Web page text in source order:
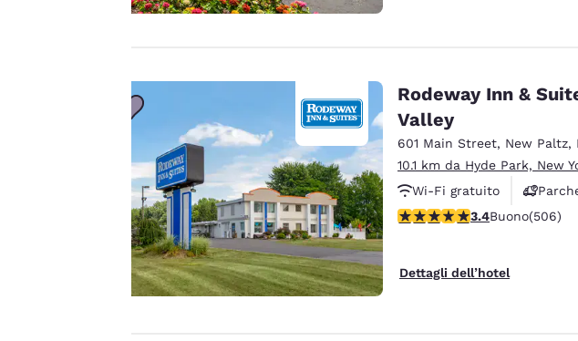
Rodeway Inn &
Valley
601 Main Street, New Paltz,
10.1 km da Hyde Park, New
Wi-Fi gratuito
Staz. ricarica veicoli
Valutazione di 3.42 stelle.
3.4Buono(506)
Dettagli dell’hotel
web personalizzata
di navigazione. Questo
significa che
possiamo ricordare i
tuoi dati, mostrarti i
prodotti di tuo
interesse e
continuare a
migliorare i nostri
servizi. Puoi
modificare queste
Accetta Tutti i Cookie Rifiuta tutti i